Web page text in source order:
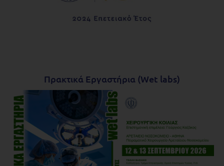
Πρακτικά Εργαστήρια (Wet labs)